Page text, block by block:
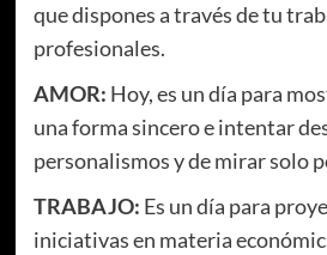
que dispones a través de tu
profesionales.
AMOR: Hoy, es un día para
una forma sincero e intentar
personalismos y de mirar solo
TRABAJO: Es un día para
iniciativas en materia